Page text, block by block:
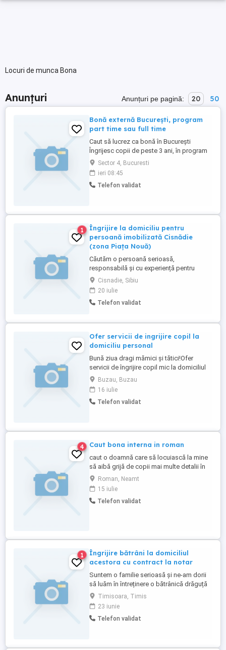
Locuri de munca Bona
Anunțuri Anunțuri pe pagină: 20 50
Bonă externă București, program
part time sau full time
Caut să lucrez ca bonă în București
Îngrijesc copii de peste 3 ani, în program
extern. Sunt responsabilă, implicată și
disponibilă pe termen lung, inclusiv în
vacanțe. Ofer ajutor la teme, plimbări și
activități zilnice. Îmi doresc o colaborare
Sector 4, Bucuresti
ieri 08:45
Telefon validat
1
Îngrijire la domiciliu pentru
persoană imobilizată Cisnădie
(zona Piața Nouă)
Căutăm o persoană serioasă,
responsabilă și cu experiență pentru
îngrijirea la domiciliu a unei persoane
bolnave care nu se poate deplasa.
Programul este la cerere, în funcție de
necesități: 1 2 vizite pe zi sau ocazional, la
răbdătoare și de încredere, care să ...
Cisnadie, Sibiu
20 iulie
Telefon validat
Ofer servicii de ingrijire copil la
domiciliu personal
Bună ziua dragi mămici și tătici!Ofer
servicii de îngrijire copil mic la domiciliul
meu,la curte,din Buzău.Sunt o persoană
responsabilă,calmă ,curată,responsabilă
cu experiență(fostă bonă,am nepoți)Ofer
mediu sigur,curat,igienizat,adaptat pt
Buzau, Buzau
16 iulie
Telefon validat
4 Caut bona interna in roman
caut o doamnă care să locuiască la mine
să aibă grijă de copii mai multe detalii în
privatRoman, Neamt
15 iulie
Telefon validat
1
Îngrijire bătrâni la domiciliul
acestora cu contract la notar
Suntem o familie serioasă și ne-am dorii
să luăm în întreținere o bătrânică drăguță
sau un bătrânel drăguț de care să avem
grijă în schimbul locuinței Cu contract la
notar cu clauze și tot legal! Oferim
seriozitate și așteptăm același lucru
Timisoara, Timis
23 iunie
Telefon validat